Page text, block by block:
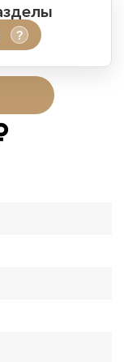
?
00:01
23:59